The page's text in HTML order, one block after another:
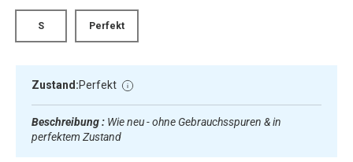
S Perfekt
Zustand:Perfekt
Beschreibung : Wie neu - ohne Gebrauchsspuren & in
perfektem Zustand